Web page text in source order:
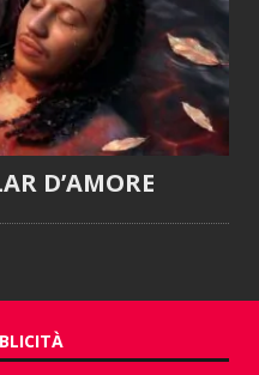
D’AMORE